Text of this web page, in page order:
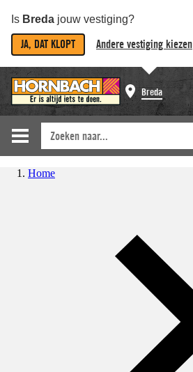
Is Breda jouw vestiging?
JA, DAT KLOPT Andere vestiging kiezen
Breda
Home